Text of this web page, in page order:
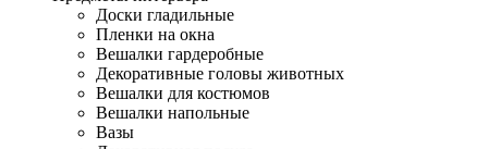
Доски гладильные
Пленки на окна
Вешалки гардеробные
Декоративные головы животных
Вешалки для костюмов
Вешалки напольные
Вазы